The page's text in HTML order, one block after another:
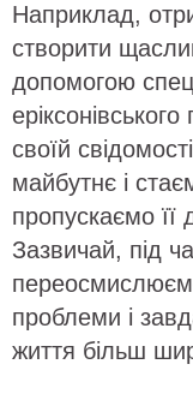
Наприклад,
створити
допомогою
своїй
майбутнє і
пропускаємо її
Зазвичай, під
проблеми і
життя більш